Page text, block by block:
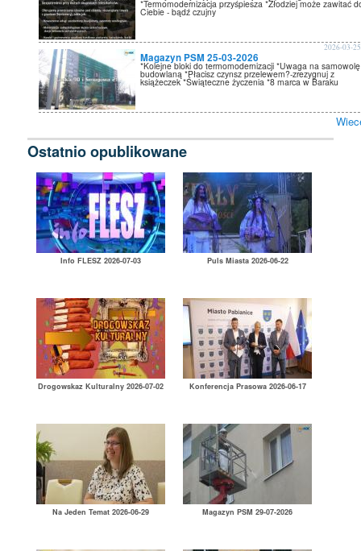
*Termomodernizacja przyśpiesza *Złodziej może zawitać
Ciebie - bądź czujny
Magazyn PSM 25-03-2026
2026-03-25
*Kolejne bloki do termomodernizacji *Uwaga na samowolę
budowlaną *Płacisz czynsz przelewem?-zrezygnuj z
książeczek *Świąteczne życzenia *8 marca w Baraku
Ostatnio opublikowane
Info FLESZ 2026-07-03 Puls Miasta 2026-06-22
Drogowskaz Kulturalny 2026-07-02 Konferencja Prasowa 2026-06-17
Na Jeden Temat 2026-06-29 Magazyn PSM 29-07-2026